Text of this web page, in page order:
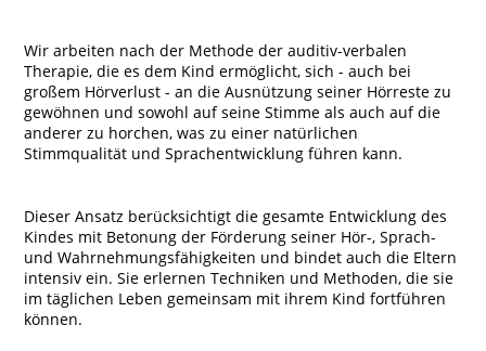
Wir arbeiten nach der Methode der auditiv-verbalen
Therapie, die es dem Kind ermöglicht, sich - auch bei
großem Hörverlust - an die Ausnützung seiner Hörreste zu
gewöhnen und sowohl auf seine Stimme als auch auf die
anderer zu horchen, was zu einer natürlichen
Stimmqualität und Sprachentwicklung führen kann.
Dieser Ansatz berücksichtigt die gesamte Entwicklung des
Kindes mit Betonung der Förderung seiner Hör-, Sprach-
und Wahrnehmungsfähigkeiten und bindet auch die Eltern
intensiv ein. Sie erlernen Techniken und Methoden, die sie
im täglichen Leben gemeinsam mit ihrem Kind fortführen
können.